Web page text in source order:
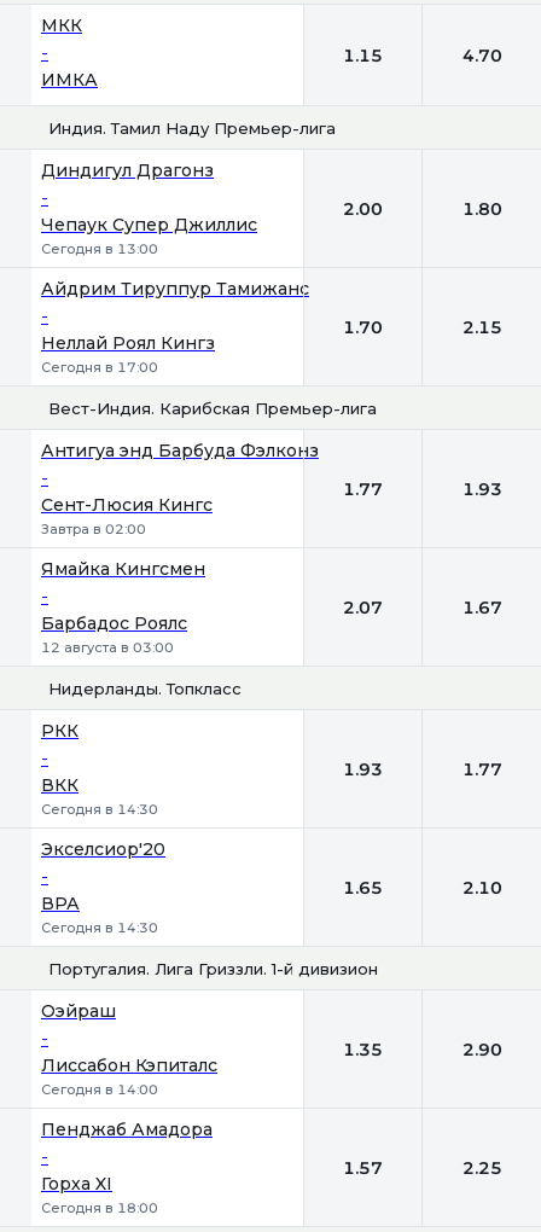
МКК
-
ИМКА
1.15 4.70
Индия. Тамил Наду Премьер-лига
Диндигул Драгонз
-
Чепаук Супер Джиллис
Сегодня в 13:00
2.00 1.80
Айдрим Тируппур Тамижанс
-
Неллай Роял Кингз
Сегодня в 17:00
1.70 2.15
Вест-Индия. Карибская Премьер-лига
Антигуа энд Барбуда Фэлконз
-
Сент-Люсия Кингс
Завтра в 02:00
1.77 1.93
Ямайка Кингсмен
-
Барбадос Роялс
12 августа в 03:00
2.07 1.67
Нидерланды. Топкласс
РКК
-
ВКК
Сегодня в 14:30
1.93 1.77
Экселсиор'20
-
ВРА
Сегодня в 14:30
1.65 2.10
Португалия. Лига Гриззли. 1-й дивизион
Оэйраш
-
Лиссабон Кэпиталс
Сегодня в 14:00
1.35 2.90
Пенджаб Амадора
-
Горха XI
Сегодня в 18:00
1.57 2.25